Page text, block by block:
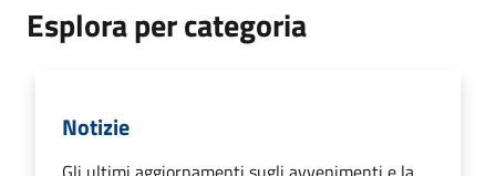
Esplora per categoria
Notizie